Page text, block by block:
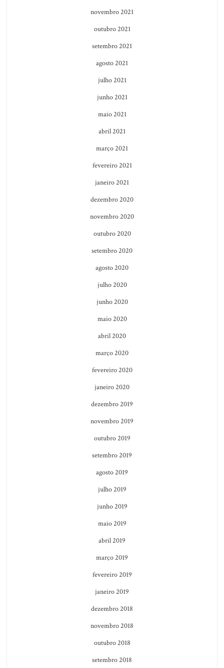
novembro 2021
outubro 2021
setembro 2021
agosto 2021
julho 2021
junho 2021
maio 2021
abril 2021
março 2021
fevereiro 2021
janeiro 2021
dezembro 2020
novembro 2020
outubro 2020
setembro 2020
agosto 2020
julho 2020
junho 2020
maio 2020
abril 2020
março 2020
fevereiro 2020
janeiro 2020
dezembro 2019
novembro 2019
outubro 2019
setembro 2019
agosto 2019
julho 2019
junho 2019
maio 2019
abril 2019
março 2019
fevereiro 2019
janeiro 2019
dezembro 2018
novembro 2018
outubro 2018
setembro 2018